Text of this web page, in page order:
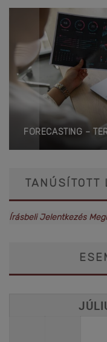
FORECASTING –
TANÚSÍTOTT
Írásbeli Jelentkezés